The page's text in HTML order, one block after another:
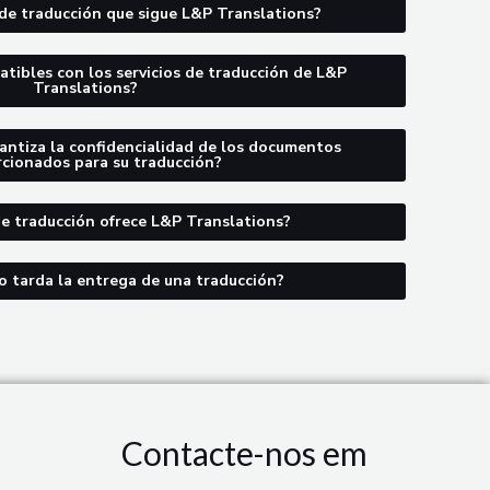
z
a
d
o
r
e
s
traducción que sigue L&P Translations?
con los servicios de traducción de L&P
Translations?
la confidencialidad de los documentos
para su traducción?
traducción ofrece L&P Translations?
tarda la entrega de una traducción?
Contacte-nos em